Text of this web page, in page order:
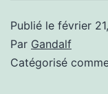
Publié le février
Par Gandalf
Catégorisé